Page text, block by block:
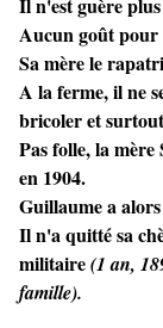
Il n'est guère
Aucun goût
Sa mère le
A la ferme, il ne
bricoler et
Pas folle, la mère
en 1904.
Guillaume a
Il n'a quitté sa
militaire(1 an,
famille).